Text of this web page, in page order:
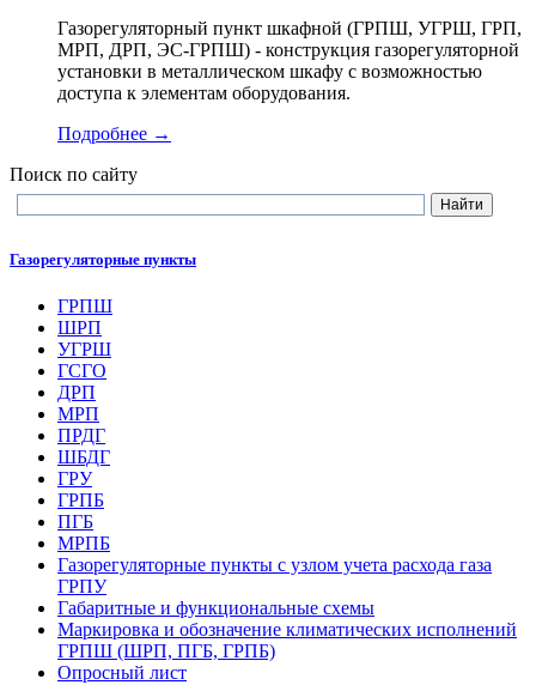
Газорегуляторный пункт шкафной (ГРПШ, УГРШ, ГРП,
МРП, ДРП, ЭС-ГРПШ) - конструкция газорегуляторной
установки в металлическом шкафу с возможностью
доступа к элементам оборудования.
Подробнее →
Поиск по сайту
Газорегуляторные пункты
ГРПШ
ШРП
УГРШ
ГСГО
ДРП
МРП
ПРДГ
ШБДГ
ГРУ
ГРПБ
ПГБ
МРПБ
Газорегуляторные пункты с узлом учета расхода газа
ГРПУ
Габаритные и функциональные схемы
Маркировка и обозначение климатических исполнений
ГРПШ (ШРП, ПГБ, ГРПБ)
Опросный лист